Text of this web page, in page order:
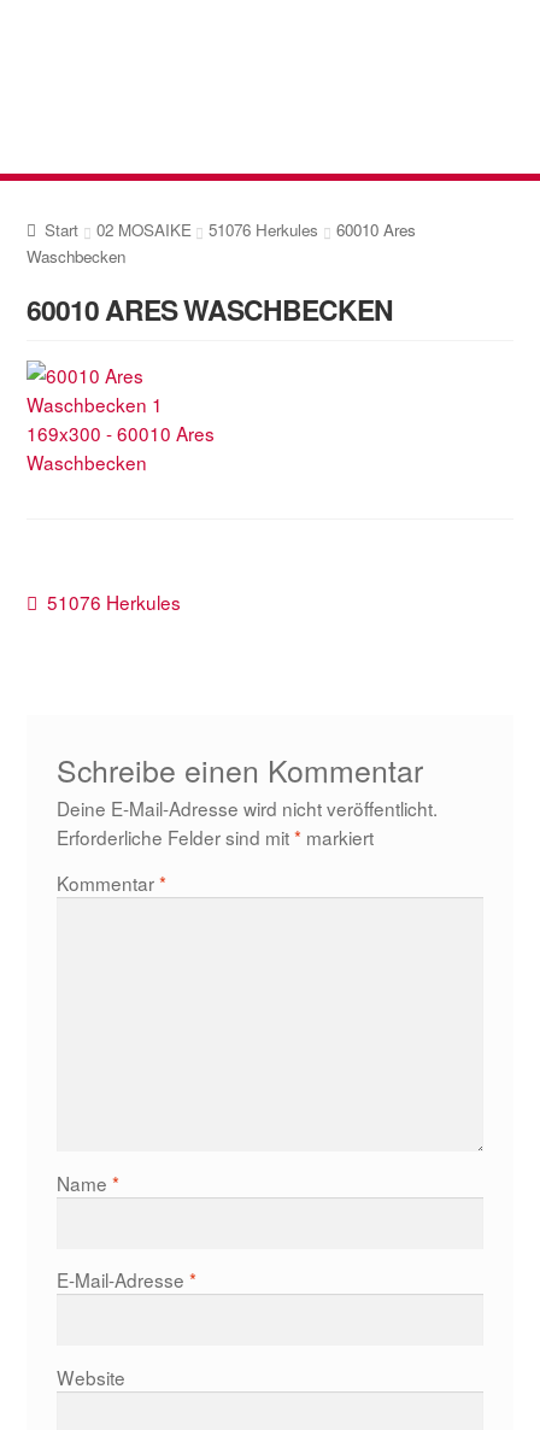
Start 02 MOSAIKE 51076 Herkules
60010 Ares
Waschbecken
60010 ARES WASCHBECKEN
Beitragsnavigation
Vorheriger
51076 Herkules
Schreibe einen Kommentar
Deine E-Mail-Adresse wird nicht veröffentlicht.
Erforderliche Felder sind mit* markiert
Kommentar*
Name *
E-Mail-Adresse *
Website